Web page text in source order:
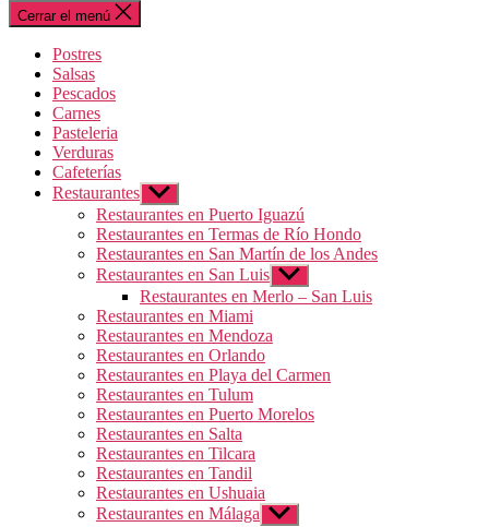
Cerrar el menú
Postres
Salsas
Pescados
Carnes
Pasteleria
Verduras
Cafeterías
Restaurantes Mostrar
el
submenú
Restaurantes en Puerto Iguazú
Restaurantes en Termas de Río Hondo
Restaurantes en San Martín de los Andes
Restaurantes en San Luis Mostrar
el
submenú
Restaurantes en Merlo – San Luis
Restaurantes en Miami
Restaurantes en Mendoza
Restaurantes en Orlando
Restaurantes en Playa del Carmen
Restaurantes en Tulum
Restaurantes en Puerto Morelos
Restaurantes en Salta
Restaurantes en Tilcara
Restaurantes en Tandil
Restaurantes en Ushuaia
Restaurantes en Málaga Mostrar